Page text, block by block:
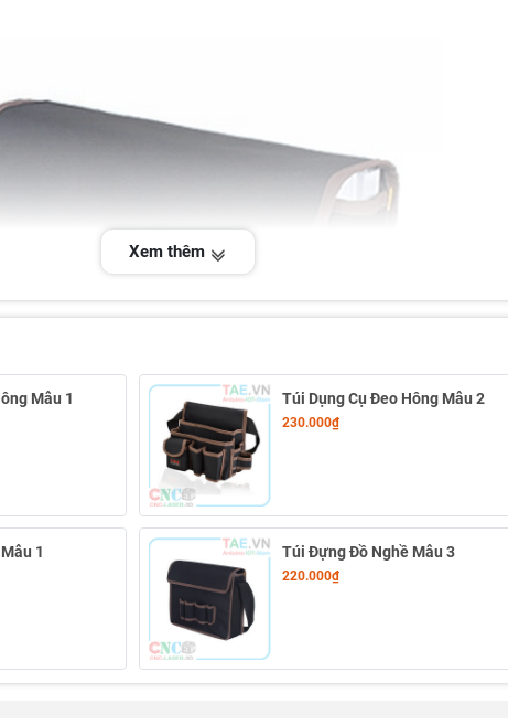
Xem thêm
Mẫu 1 Túi Dụng Cụ Đeo Hông Mẫu 2
230.000₫
1 Túi Đựng Đồ Nghề Mẫu 3
220.000₫